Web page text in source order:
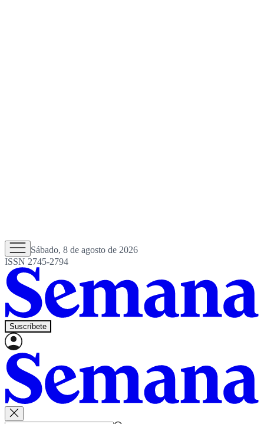
Sábado, 8 de agosto de 2026
ISSN 2745-2794
Suscríbete